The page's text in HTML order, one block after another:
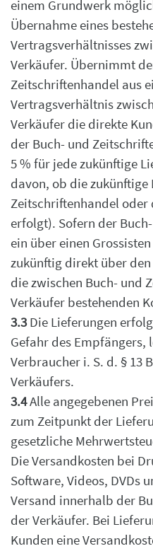
einem Grundwerk
Übernahme eines
Vertragsverhältnisses
Verkäufer. Übernimmt
Zeitschriftenhandel aus
Vertragsverhältnis
Verkäufer die direkte
der Buch- und
5 % für jede zukünftige
davon, ob die zukünftige
Zeitschriftenhandel oder
erfolgt). Sofern der
ein über einen
zukünftig direkt über
die zwischen Buch- und
Verkäufer bestehenden
3.3 Die Lieferungen
Gefahr des Empfängers,
Verbraucher i. S. d. § 13
Verkäufers.
3.4Alle angegebenen
zum Zeitpunkt der
gesetzliche
Die Versandkosten bei
Software, Videos, DVDs
Versand innerhalb der
der Verkäufer. Bei
Kunden eine